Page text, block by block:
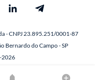
- CNPJ 23.895.251/0001-87
Bernardo do Campo - SP
2026